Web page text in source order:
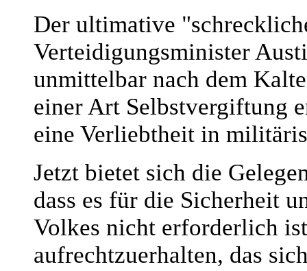
Der ultimative
Verteidigungsminister
unmittelbar nach dem
einer Art Selbstvergiftung
eine Verliebtheit in
Jetzt bietet sich die
dass es für die Sicherheit
Volkes nicht erforderlich
aufrechtzuerhalten, das